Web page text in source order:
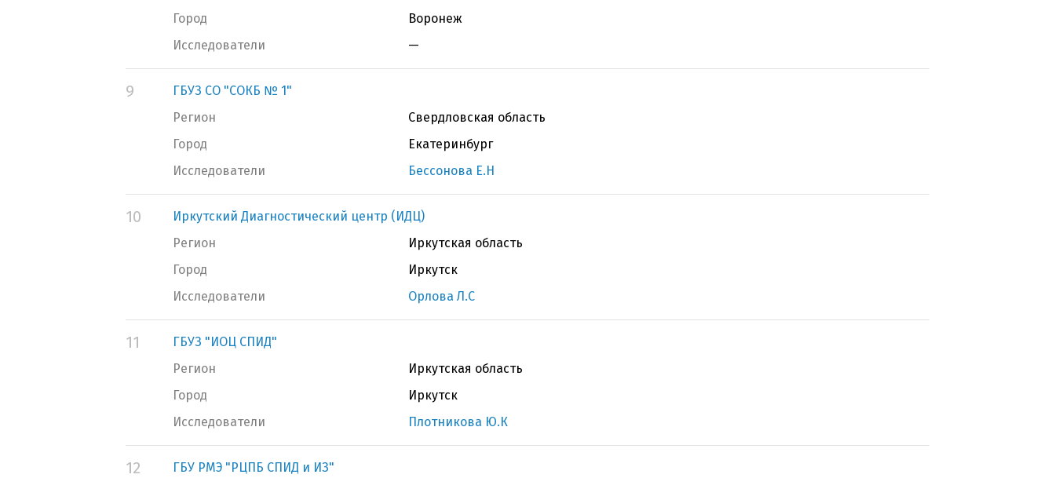
Город
Воронеж
Исследователи
—
9
ГБУЗ СО "СОКБ № 1"
Регион
Свердловская область
Город
Екатеринбург
Исследователи
Бессонова Е.Н
10
Иркутский Диагностический центр (ИДЦ)
Регион
Иркутская область
Город
Иркутск
Исследователи
Орлова Л.С
11
ГБУЗ "ИОЦ СПИД"
Регион
Иркутская область
Город
Иркутск
Исследователи
Плотникова Ю.К
12
ГБУ РМЭ "РЦПБ СПИД и ИЗ"